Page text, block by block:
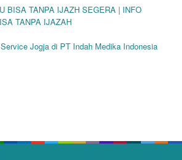
BISA TANPA IJAZH SEGERA | INFO
TANPA IJAZAH
Jogja di PT Indah Medika Indonesia